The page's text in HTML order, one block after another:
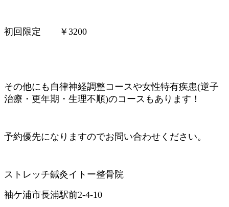
初回限定 ￥3200
その他にも自律神経調整コースや女性特有疾患(逆子
治療・更年期・生理不順)のコースもあります！
予約優先になりますのでお問い合わせください。
ストレッチ鍼灸イトー整骨院
袖ケ浦市長浦駅前2-4-10